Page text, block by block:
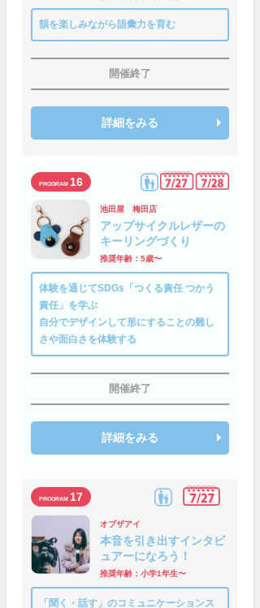
韻を楽しみながら語彙力を育む
開催終了
詳細をみる
16
池田屋 梅田店
アップサイクルレザーの
キーリングづくり
推奨年齢：5歳〜
体験を通じてSDGs「つくる責任 つかう
責任」を学ぶ
自分でデザインして形にすることの難し
さや面白さを体験する
開催終了
詳細をみる
17
オブザアイ
本音を引き出すインタビ
ュアーになろう！
推奨年齢：小学1年生〜
「聞く・話す」のコミュニケーションス